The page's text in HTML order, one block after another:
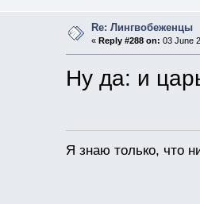
Re: Лингвобеженцы
«Reply #288 on: 03 June
Ну да: и
Я знаю только, что